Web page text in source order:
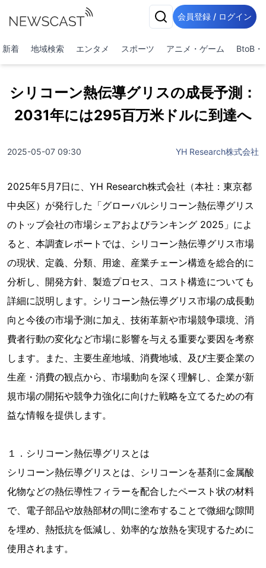
会員登録 / ログイン
新着 地域検索 エンタメ スポーツ アニメ・ゲーム BtoB・
シリコーン熱伝導グリスの成長予測：
2031年には295百万米ドルに到達へ
2025-05-07 09:30 YH Research株式会社
2025年5月7日に、YH Research株式会社（本社：東京都
中央区）が発行した「グローバルシリコーン熱伝導グリス
のトップ会社の市場シェアおよびランキング 2025」によ
ると、本調査レポートでは、シリコーン熱伝導グリス市場
の現状、定義、分類、用途、産業チェーン構造を総合的に
分析し、開発方針、製造プロセス、コスト構造についても
詳細に説明します。シリコーン熱伝導グリス市場の成長動
向と今後の市場予測に加え、技術革新や市場競争環境、消
費者行動の変化など市場に影響を与える重要な要因を考察
します。また、主要生産地域、消費地域、及び主要企業の
生産・消費の観点から、市場動向を深く理解し、企業が新
規市場の開拓や競争力強化に向けた戦略を立てるための有
益な情報を提供します。
１．シリコーン熱伝導グリスとは
シリコーン熱伝導グリスとは、シリコーンを基剤に金属酸
化物などの熱伝導性フィラーを配合したペースト状の材料
で、電子部品や放熱部材の間に塗布することで微細な隙間
を埋め、熱抵抗を低減し、効率的な放熱を実現するために
使用されます。